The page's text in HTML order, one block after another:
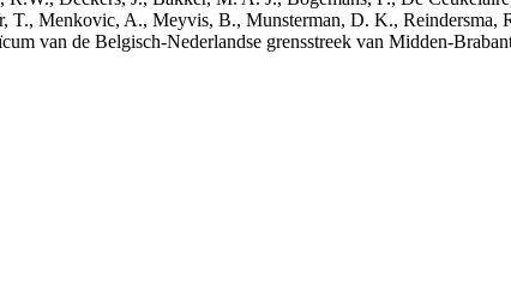
Menkovic, A., Meyvis, B., Munsterman, D. K., Reindersma,
van de Belgisch-Nederlandse grensstreek van Midden-